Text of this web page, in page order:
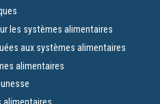
les systèmes alimentaires
aux systèmes alimentaires
alimentaires